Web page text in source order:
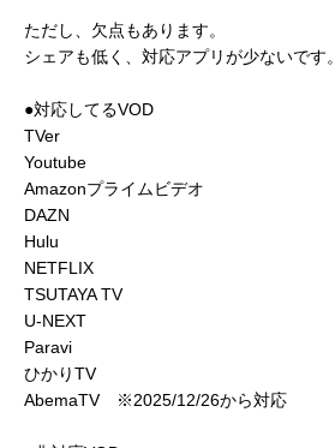
ただし、欠点もあります。
シェアも低く、対応アプリが少ないです。
●対応してるVOD
TVer
Youtube
Amazonプライムビデオ
DAZN
Hulu
NETFLIX
TSUTAYA TV
U-NEXT
Paravi
ひかりTV
AbemaTV ※2025/12/26から対応